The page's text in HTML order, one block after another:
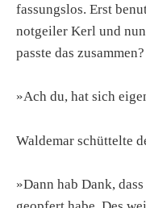
fassungslos. Erst
notgeiler Kerl und
passte das
»Ach du, hat sich
Waldemar schüttelte
»Dann hab Dank,